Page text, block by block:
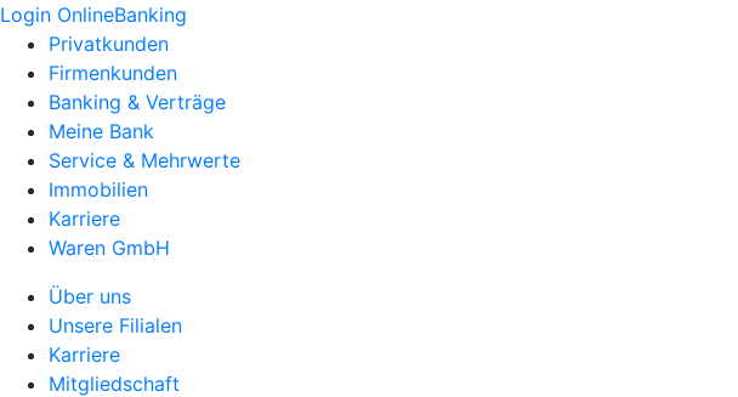
Login OnlineBanking
Privatkunden
Firmenkunden
Banking & Verträge
Meine Bank
Service & Mehrwerte
Immobilien
Karriere
Waren GmbH
Über uns
Unsere Filialen
Karriere
Mitgliedschaft